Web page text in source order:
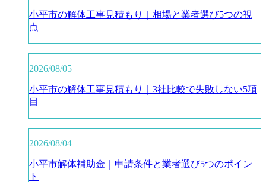
小平市の解体工事見積もり｜相場と業者選び5つの視
点
2026/08/05
小平市の解体工事見積もり｜3社比較で失敗しない5項
目
2026/08/04
小平市解体補助金｜申請条件と業者選び5つのポイン
ト